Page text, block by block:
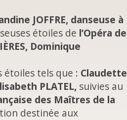
JOFFRE, danseuse à
étoiles de l’Opéra de
Dominique
étoiles tels que : Claudette
PLATEL,suivies au
des Maîtres de la
destinée aux